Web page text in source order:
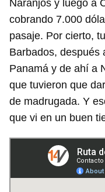
Naranjos y luego a
cobrando 7.000
pasaje. Por cierto,
Barbados, después
Panamá y de ahí a
que tuvieron que
de madrugada. Y
que vi en un buen